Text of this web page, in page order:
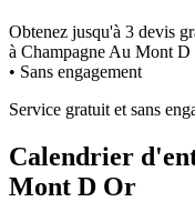
Obtenez jusqu'à 3 devis
à Champagne Au Mont D
• Sans engagement
Service gratuit et sans
Calendrier
Mont D Or